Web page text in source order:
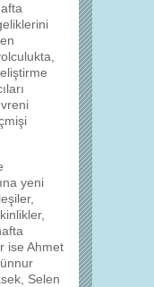
yeni
ise Ahmet
Selen